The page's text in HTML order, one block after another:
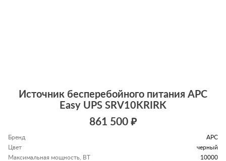
Источник бесперебойного питания APC
Easy UPS SRV10KRIRK
861 500 ₽
Бренд
APC
Цвет
черный
Максимальная мощность, ВТ
10000